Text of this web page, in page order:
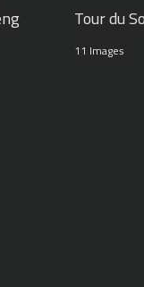
Tour du
11 Images